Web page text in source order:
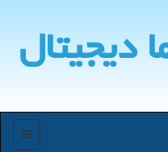
دیجیتال
منو